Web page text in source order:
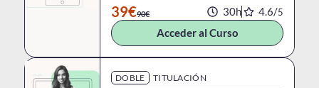
39€90€ 30h 4.6/5
Acceder al Curso
DOBLE TITULACIÓN